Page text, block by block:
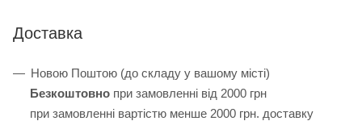
Доставка
Новою Поштою (до складу у вашому місті)
Безкоштовно при замовленні від 2000 грн
при замовленні вартістю менше 2000 грн. доставку